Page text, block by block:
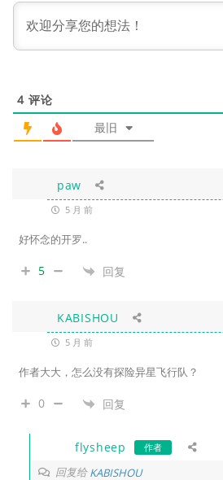
4 评论
最旧
paw
5 月 前
好怀念的开罗..
5 回复
KABISHOU
5 月 前
作者大大，怎么没有探险异星飞行队？
0 回复
flysheep 作者
回复给KABISHOU